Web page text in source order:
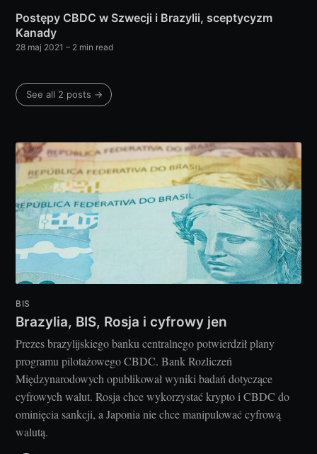
Postępy CBDC w Szwecji i Brazylii, sceptycyzm
Kanady
28 maj 2021 – 2 min read
See all 2 posts →
BIS
Brazylia, BIS, Rosja i cyfrowy jen
Prezes brazylijskiego banku centralnego potwierdził plany
programu pilotażowego CBDC. Bank Rozliczeń
Międzynarodowych opublikował wyniki badań dotyczące
cyfrowych walut. Rosja chce wykorzystać krypto i CBDC do
ominięcia sankcji, a Japonia nie chce manipulować cyfrową
walutą.